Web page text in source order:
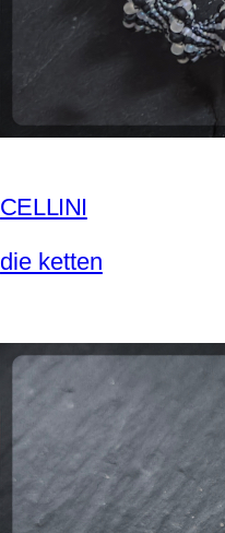
CELLINI
die ketten